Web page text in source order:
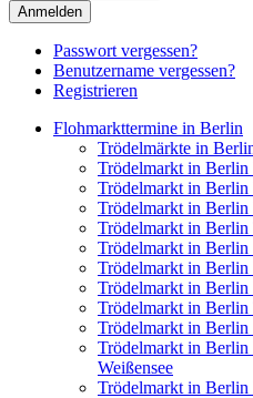
Anmelden
Passwort vergessen?
Benutzername vergessen?
Registrieren
Flohmarkttermine in Berlin
Trödelmärkte in
Trödelmarkt in Berlin
Trödelmarkt in
Trödelmarkt in
Trödelmarkt in
Trödelmarkt in
Trödelmarkt in
Trödelmarkt in
Trödelmarkt in Berlin
Trödelmarkt in Berlin
Trödelmarkt in Berlin
Weißensee
Trödelmarkt in Berlin